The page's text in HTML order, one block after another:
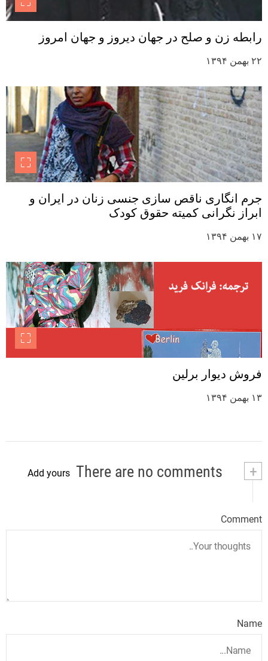
رابطه زن و صلح در جهان دیروز و جهان امروز
۲۲ بهمن ۱۳۹۴
جرم انگاری ناقص سازی جنسی زنان در ایران و
ابراز نگرانی کمیته حقوق کودک
۱۷ بهمن ۱۳۹۴
فروش دیوار برلین
۱۳ بهمن ۱۳۹۴
+
Add yours
Comment
Name